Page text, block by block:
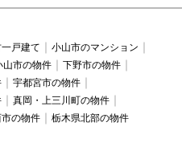
戸建て
小山市のマンション
山市の物件
下野市の物件
宇都宮市の物件
真岡・上三川町の物件
の物件 栃木県北部の物件